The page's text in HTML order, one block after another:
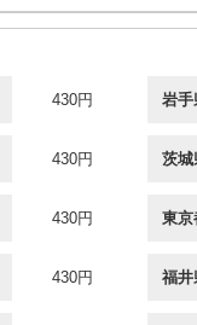
430円 岩手
430円 茨城
430円 東京
430円 福井